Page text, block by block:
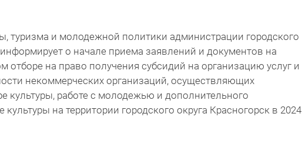
туризма и молодежной политики администрации городского
о начале приема заявлений и документов на
отборе на право получения субсидий на организацию услуг и
некоммерческих организаций, осуществляющих
культуры, работе с молодежью и дополнительного
на территории городского округа Красногорск в 2024